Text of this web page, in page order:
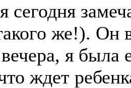
сегодня
же!). Он
я
ждет